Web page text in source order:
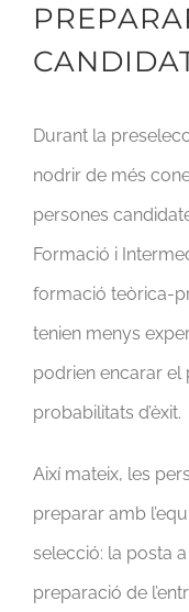
Durant la
nodrir de més
persones
Formació i
formació teòrica-
tenien menys
podrien encarar el
probabilitats d’èxit.
Així mateix, les
preparar amb
selecció: la posta
preparació de